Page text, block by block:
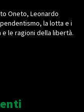
Oneto, Leonardo
la lotta e i
le ragioni della libertà.